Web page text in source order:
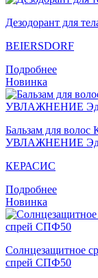
Дезодорант для
BEIERSDORF
Подробнее
Новинка
Бальзам для
УВЛАЖНЕНИЕ
КЕРАСИС
Подробнее
Новинка
Солнцезащитное
спрей СПФ50